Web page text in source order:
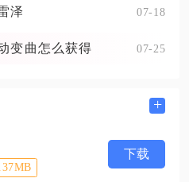
泽 07-18
变曲怎么获得 07-25
+
下载